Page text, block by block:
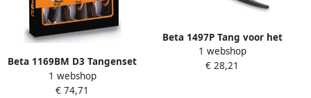
Beta 1169BM D3 Tangenset
| Zijknip- Combinatie-
Punttang 011690133
1 webshop
€ 74,71
Beta 1497P Tang voor het
verwijderen van relais
blokken 60° gebogen
1 webshop
€ 28,21